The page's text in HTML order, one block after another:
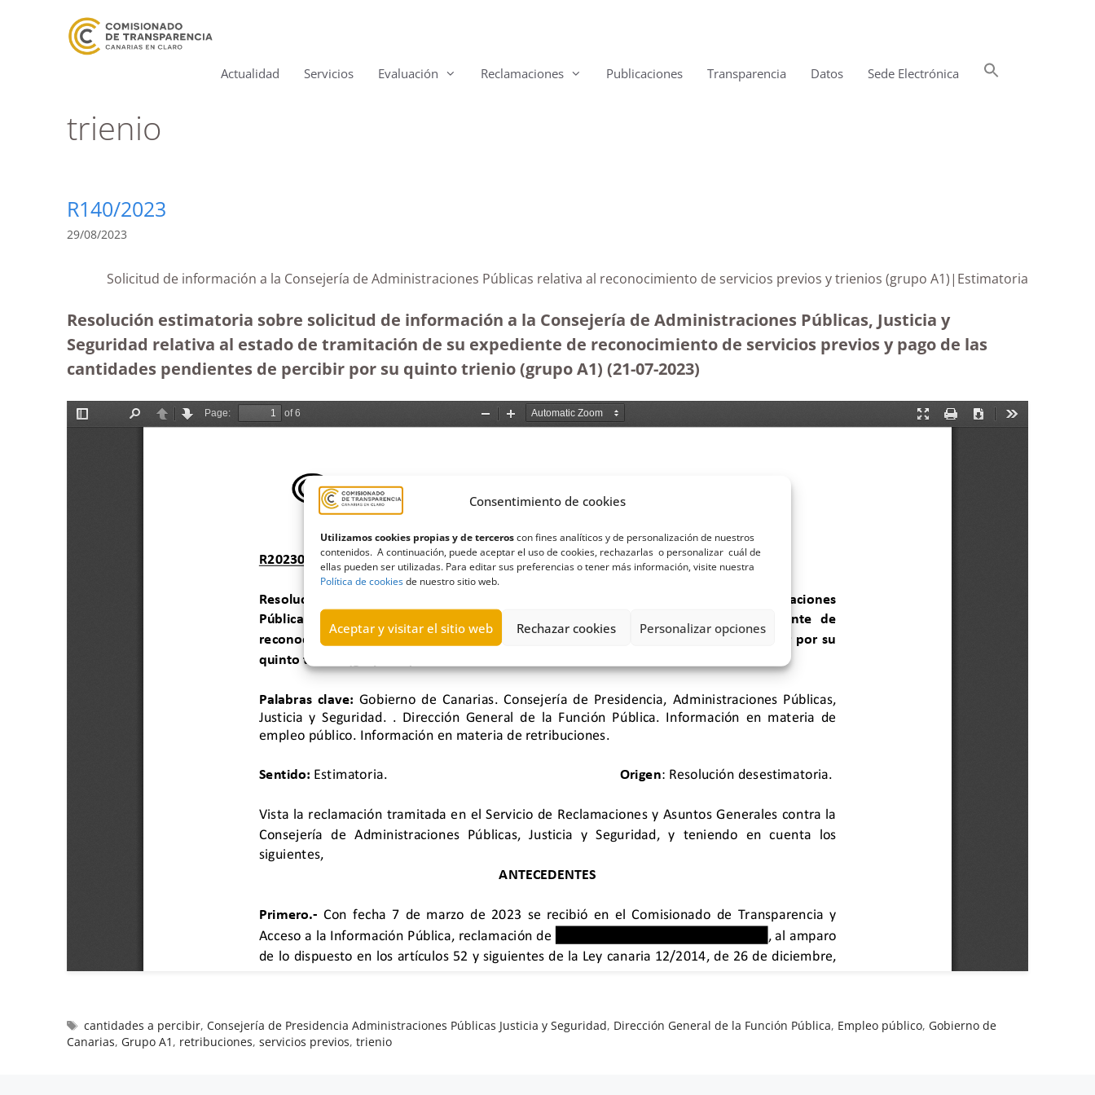
Consentimiento de cookies
Utilizamos cookies propias y de terceroscon fines analíticos y de personalización de nuestros
contenidos. A continuación, puede aceptar el uso de cookies, rechazarlas o personalizar cuál de
ellas pueden ser utilizadas. Para editar sus preferencias o tener más información, visite nuestra
Política de cookiesde nuestro sitio web.
Aceptar y visitar el sitio web Rechazar cookies Personalizar opciones
Actualidad Servicios Evaluación Reclamaciones Publicaciones Transparencia Datos Sede Electrónica
trienio
R140/2023
29/08/2023
Solicitud de información a la Consejería de Administraciones Públicas relativa al reconocimiento de servicios previos y trienios (grupo A1)|Estimatoria
Resolución estimatoria sobre solicitud de información a la Consejería de Administraciones Públicas, Justicia y
Seguridad relativa al estado de tramitación de su expediente de reconocimiento de servicios previos y pago de las
cantidades pendientes de percibir por su quinto trienio (grupo A1) (21-07-2023)
cantidades a percibir,Consejería de Presidencia Administraciones Públicas Justicia y Seguridad, Dirección General de la Función Pública, Empleo público, Gobierno de
Canarias, Grupo A1 , retribuciones, servicios previos, trienio